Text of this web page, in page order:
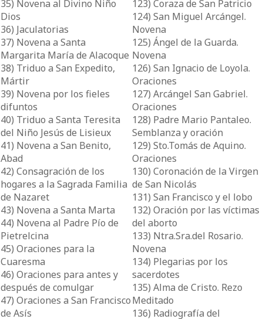
35) Novena al Divino Niño
Dios
36) Jaculatorias
37) Novena a Santa
Margarita María de Alacoque
38) Triduo a San Expedito,
Mártir
39) Novena por los fieles
difuntos
40) Triduo a Santa Teresita
del Niño Jesús de Lisieux
41) Novena a San Benito,
Abad
42) Consagración de los
hogares a la Sagrada Familia
de Nazaret
43) Novena a Santa Marta
44) Novena al Padre Pío de
Pietrelcina
45) Oraciones para la
Cuaresma
46) Oraciones para antes y
después de comulgar
47) Oraciones a San Francisco
de Asís
123) Coraza de San Patricio
124) San Miguel Arcángel.
Novena
125) Ángel de la Guarda.
Novena
126) San Ignacio de Loyola.
Oraciones
127) Arcángel San Gabriel.
Oraciones
128) Padre Mario Pantaleo.
Semblanza y oración
129) Sto.Tomás de Aquino.
Oraciones
130) Coronación de la Virgen
de San Nicolás
131) San Francisco y el lobo
132) Oración por las víctimas
del aborto
133) Ntra.Sra.del Rosario.
Novena
134) Plegarias por los
sacerdotes
135) Alma de Cristo. Rezo
Meditado
136) Radiografía del